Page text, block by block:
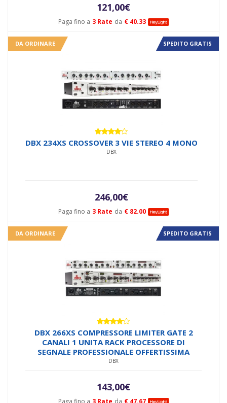
Paga fino a 3 Rate da € 40.33
121,00€
DA ORDINARE SPEDITO GRATIS
Paga fino a 3 Rate da € 82.00
Valutato
4.00su
5
DBX 234XS CROSSOVER 3 VIE STEREO 4 MONO
DBX
246,00€
DA ORDINARE SPEDITO GRATIS
Valutato
4.00su
5
DBX 266XS COMPRESSORE LIMITER GATE 2
CANALI 1 UNITA RACK PROCESSORE DI
SEGNALE PROFESSIONALE OFFERTISSIMA
DBX
143,00€